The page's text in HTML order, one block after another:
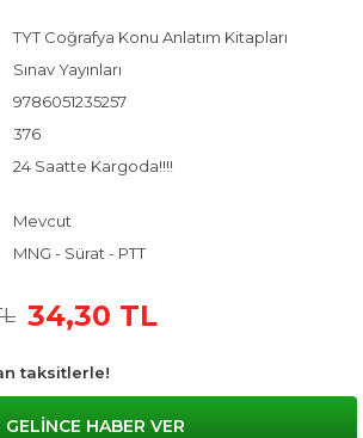
TYT Coğrafya Konu Anlatım Kitapları
Sınav Yayınları
9786051235257
376
24 Saatte Kargoda!!!!
Mevcut
MNG - Sürat - PTT
34,30 TL
taksitlerle!
GELİNCE HABER VER